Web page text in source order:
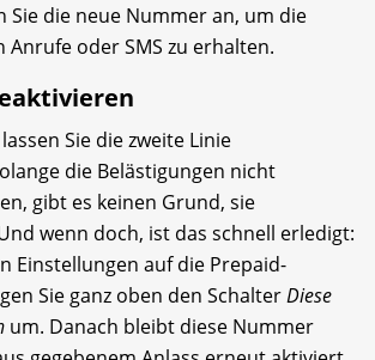
Sie die neue Nummer an, um die
oder SMS zu erhalten.
Sie die zweite Linie
die Belästigungen nicht
gibt es keinen Grund, sie
wenn doch, ist das schnell erledigt:
Einstellungen auf die Prepaid-
Sie ganz oben den SchalterDiese
um. Danach bleibt diese Nummer